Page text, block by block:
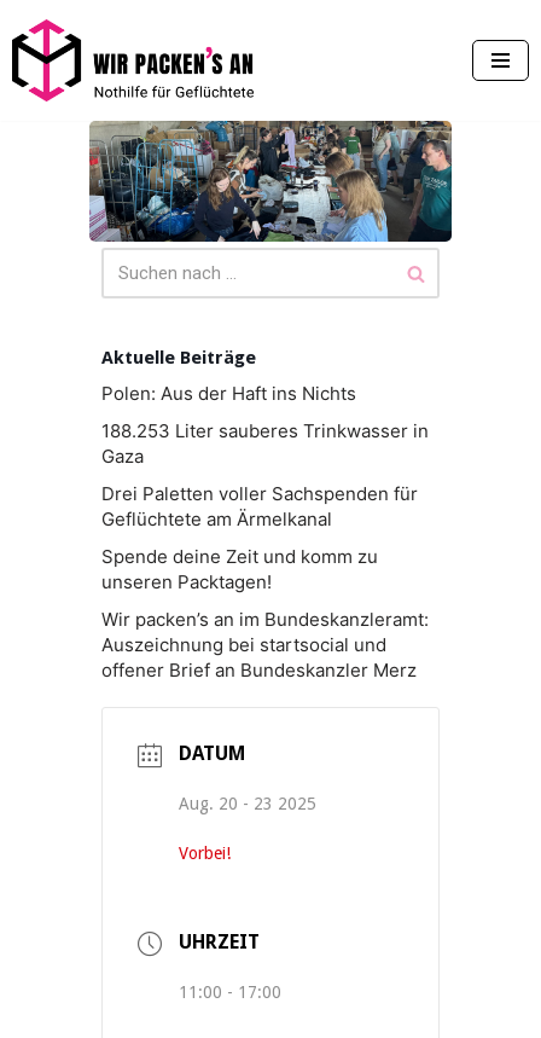
Zum
Inhalt
Aktuelle Beiträge
Polen: Aus der Haft ins Nichts
188.253 Liter sauberes Trinkwasser in
Gaza
Drei Paletten voller Sachspenden für
Geflüchtete am Ärmelkanal
Spende deine Zeit und komm zu
unseren Packtagen!
Wir packen’s an im Bundeskanzleramt:
Auszeichnung bei startsocial und
offener Brief an Bundeskanzler Merz
DATUM
Aug. 20 - 23 2025
Vorbei!
UHRZEIT
11:00 - 17:00